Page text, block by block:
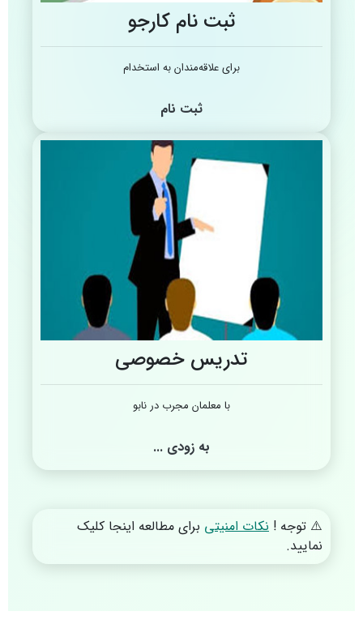
ثبت نام کارجو
برای علاقه‌مندان به استخدام
ثبت نام
تدریس خصوصی
با معلمان مجرب در نابو
به زودی ...
⚠️ توجه ! نکات امنیتی برای مطالعه اینجا کلیک
نمایید.